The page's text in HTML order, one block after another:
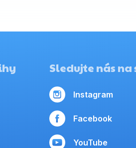
Sledujte nás na
Instagram
Facebook
YouTube